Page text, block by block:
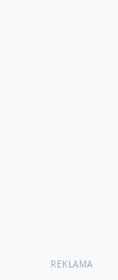
REKLAMA